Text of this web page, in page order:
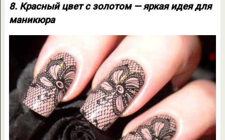
8. Красный цвет с золотом — яркая идея для
маникюра